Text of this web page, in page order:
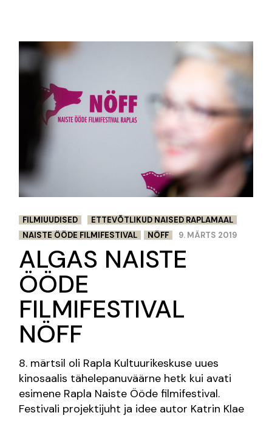
FILMIUUDISED
ETTEVÕTLIKUD NAISED RAPLAMAAL
NAISTE ÖÖDE FILMIFESTIVAL
NÖFF 9. MÄRTS 2019
ALGAS NAISTE
ÖÖDE
FILMIFESTIVAL
NÖFF
8. märtsil oli Rapla Kultuurikeskuse uues
kinosaalis tähelepanuväärne hetk kui avati
esimene Rapla Naiste Ööde filmifestival.
Festivali projektijuht ja idee autor Katrin Klae